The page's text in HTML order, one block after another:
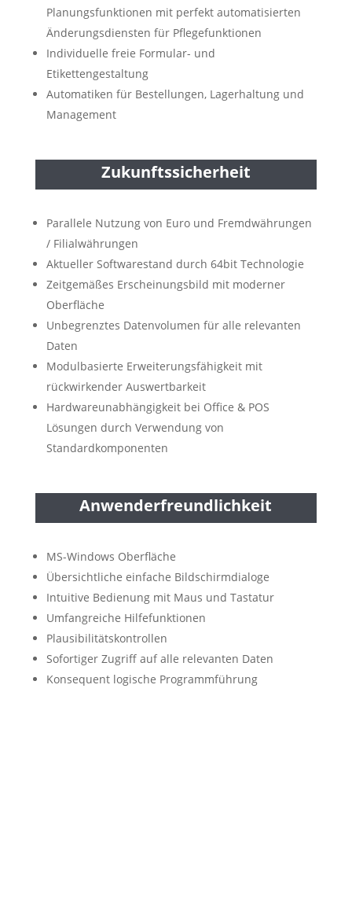
Planungsfunktionen mit perfekt automatisierten
Änderungsdiensten für Pflegefunktionen
Individuelle freie Formular- und
Etikettengestaltung
Automatiken für Bestellungen, Lagerhaltung und
Management
Zukunftssicherheit
Parallele Nutzung von Euro und Fremdwährungen
/ Filialwährungen
Aktueller Softwarestand durch 64bit Technologie
Zeitgemäßes Erscheinungsbild mit moderner
Oberfläche
Unbegrenztes Datenvolumen für alle relevanten
Daten
Modulbasierte Erweiterungsfähigkeit mit
rückwirkender Auswertbarkeit
Hardwareunabhängigkeit bei Office & POS
Lösungen durch Verwendung von
Standardkomponenten
Anwenderfreundlichkeit
MS-Windows Oberfläche
Übersichtliche einfache Bildschirmdialoge
Intuitive Bedienung mit Maus und Tastatur
Umfangreiche Hilfefunktionen
Plausibilitätskontrollen
Sofortiger Zugriff auf alle relevanten Daten
Konsequent logische Programmführung